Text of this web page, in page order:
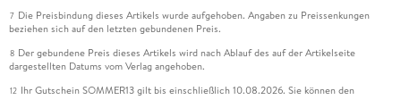
7 Die Preisbindung dieses Artikels wurde aufgehoben. Angaben zu Preissenkungen
beziehen sich auf den letzten gebundenen Preis.
8 Der gebundene Preis dieses Artikels wird nach Ablauf des auf der Artikelseite
dargestellten Datums vom Verlag angehoben.
12 Ihr Gutschein SOMMER13 gilt bis einschließlich 10.08.2026. Sie können den